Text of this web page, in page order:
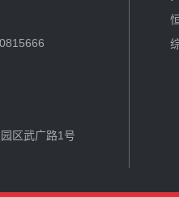
区武广路1号